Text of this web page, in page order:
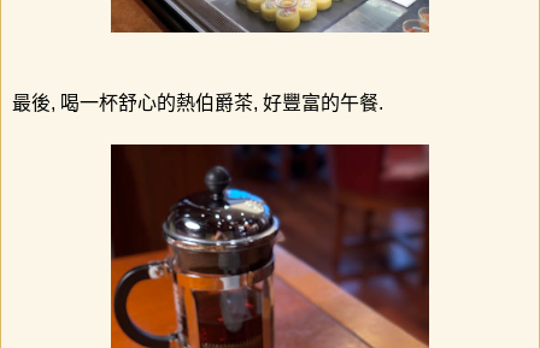
最後, 喝一杯舒心的熱伯爵茶, 好豐富的午餐.